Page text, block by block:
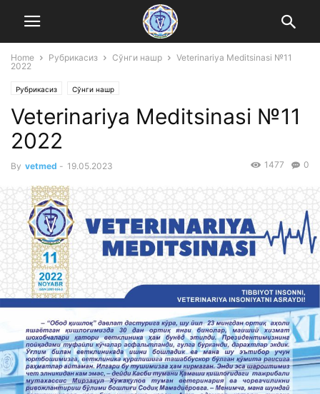
Home Рубрикасиз Сўнги нашр
Veterinariya Meditsinasi №11
2022
Рубрикасиз Сўнги нашр
Veterinariya Meditsinasi №11
2022
By vetmed - 19.05.2023 0
1477